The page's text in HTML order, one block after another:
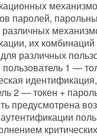
паролей,
различных
их комбинаций
различных
1 —
идентификация,
2 — токен +
предусмотрена